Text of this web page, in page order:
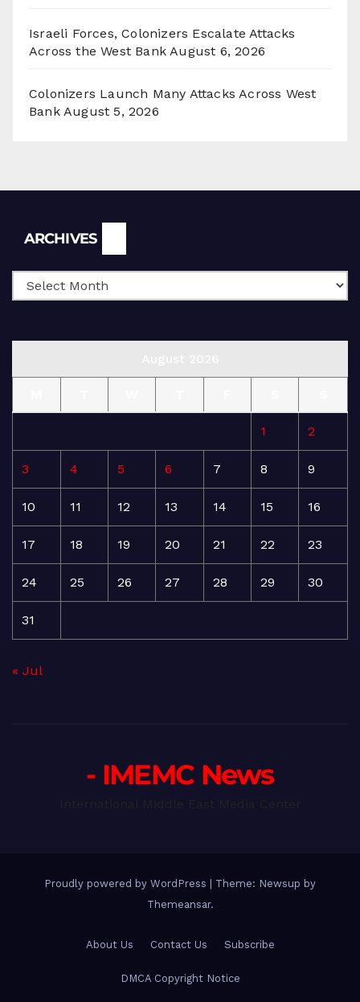
Israeli Forces, Colonizers Escalate Attacks
Across the West Bank August 6, 2026
Colonizers Launch Many Attacks Across West
Bank August 5, 2026
ARCHIVES
1 2
3 4 5 6 7 8 9
10 11 12 13 14 15 16
17 18 19 20 21 22 23
24 25 26 27 28 29 30
31
« Jul
- IMEMC News
Proudly powered by WordPress
Theme: Newsup by
Themeansar.
About Us Contact Us Subscribe
DMCA Copyright Notice